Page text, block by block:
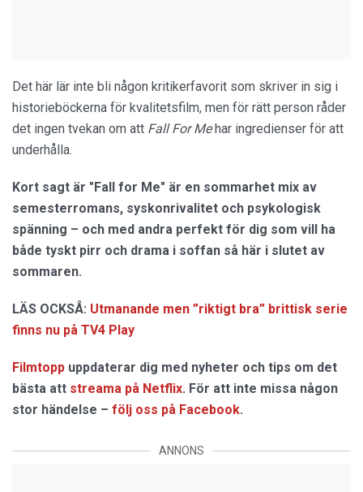
Det här lär inte bli någon kritikerfavorit som skriver in sig i
historieböckerna för kvalitetsfilm, men för rätt person råder
det ingen tvekan om att Fall For Mehar ingredienser för att
underhålla.
Kort sagt är "Fall for Me" är en sommarhet mix av
semesterromans, syskonrivalitet och psykologisk
spänning – och med andra perfekt för dig som vill ha
både tyskt pirr och drama i soffan så här i slutet av
sommaren.
LÄS OCKSÅ: Utmanande men ”riktigt bra” brittisk serie
finns nu på TV4 Play
Filmtopp uppdaterar dig med nyheter och tips om det
bästa att streama på Netflix. För att inte missa någon
stor händelse – följ oss på Facebook.
ANNONS